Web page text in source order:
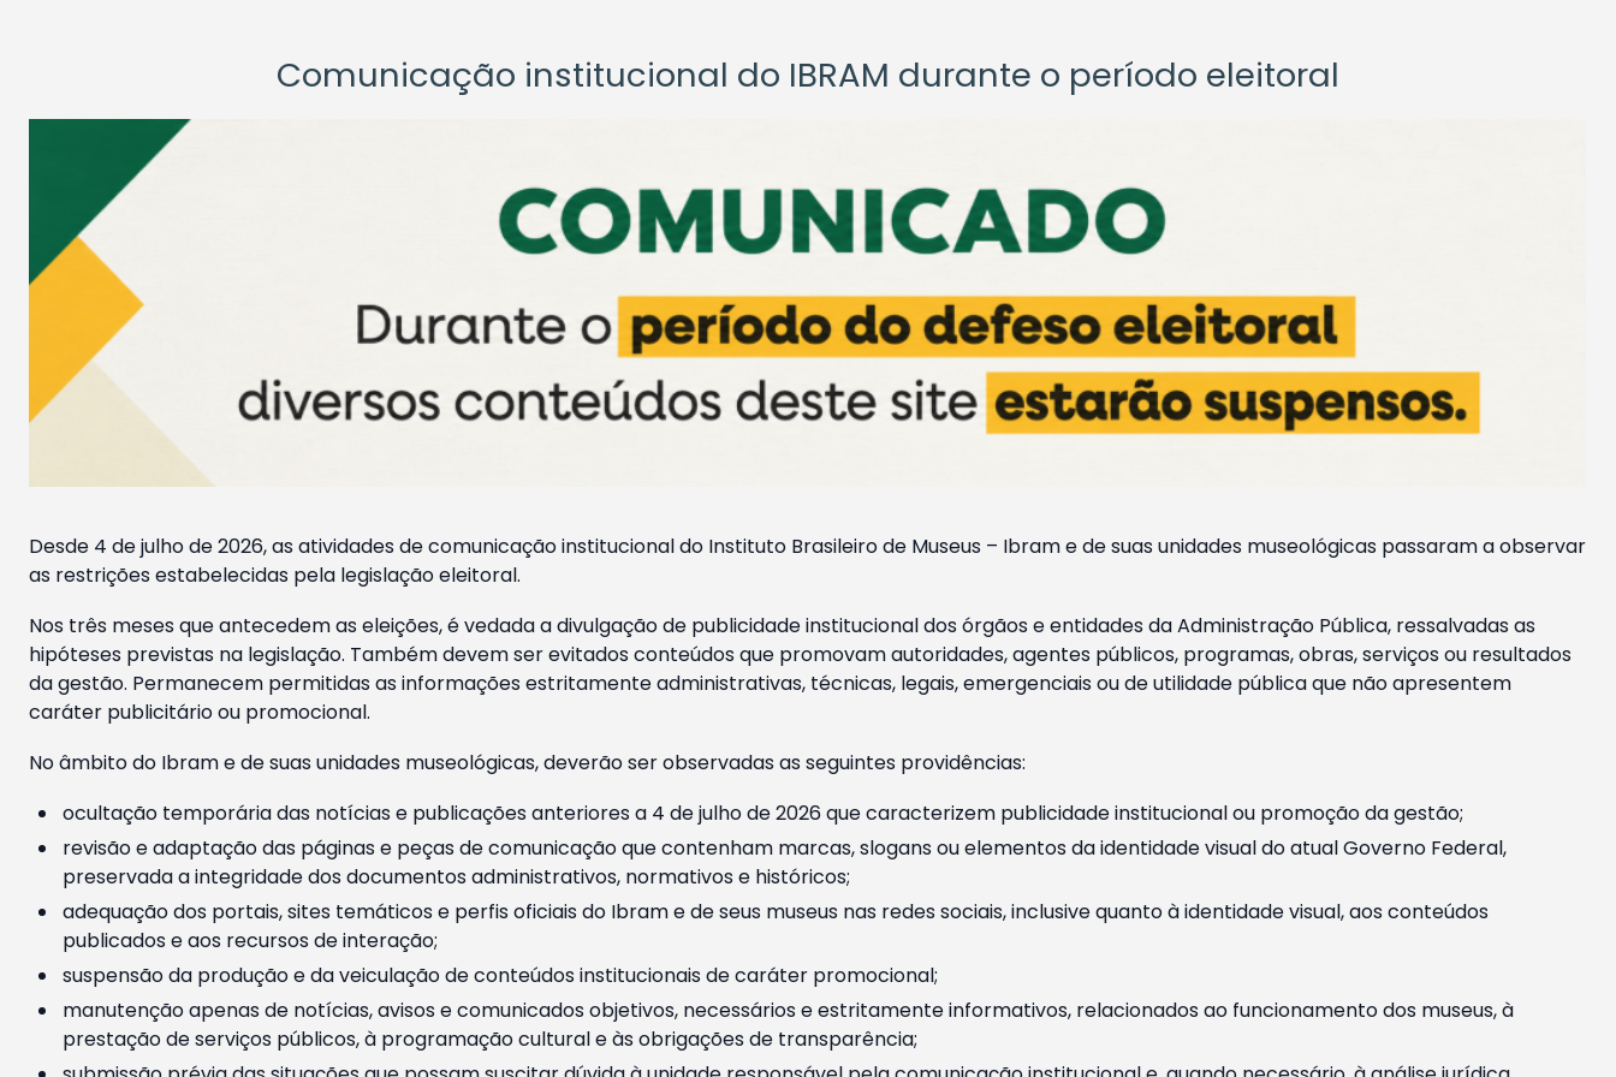
Comunicação institucional do IBRAM durante o período eleitoral
Desde 4 de julho de 2026, as atividades de comunicação institucional do Instituto Brasileiro de Museus – Ibram e de suas unidades museológicas passaram a observar
as restrições estabelecidas pela legislação eleitoral.
Nos três meses que antecedem as eleições, é vedada a divulgação de publicidade institucional dos órgãos e entidades da Administração Pública, ressalvadas as
hipóteses previstas na legislação. Também devem ser evitados conteúdos que promovam autoridades, agentes públicos, programas, obras, serviços ou resultados
da gestão. Permanecem permitidas as informações estritamente administrativas, técnicas, legais, emergenciais ou de utilidade pública que não apresentem
caráter publicitário ou promocional.
No âmbito do Ibram e de suas unidades museológicas, deverão ser observadas as seguintes providências:
ocultação temporária das notícias e publicações anteriores a 4 de julho de 2026 que caracterizem publicidade institucional ou promoção da gestão;
revisão e adaptação das páginas e peças de comunicação que contenham marcas, slogans ou elementos da identidade visual do atual Governo Federal,
preservada a integridade dos documentos administrativos, normativos e históricos;
adequação dos portais, sites temáticos e perfis oficiais do Ibram e de seus museus nas redes sociais, inclusive quanto à identidade visual, aos conteúdos
publicados e aos recursos de interação;
suspensão da produção e da veiculação de conteúdos institucionais de caráter promocional;
manutenção apenas de notícias, avisos e comunicados objetivos, necessários e estritamente informativos, relacionados ao funcionamento dos museus, à
prestação de serviços públicos, à programação cultural e às obrigações de transparência;